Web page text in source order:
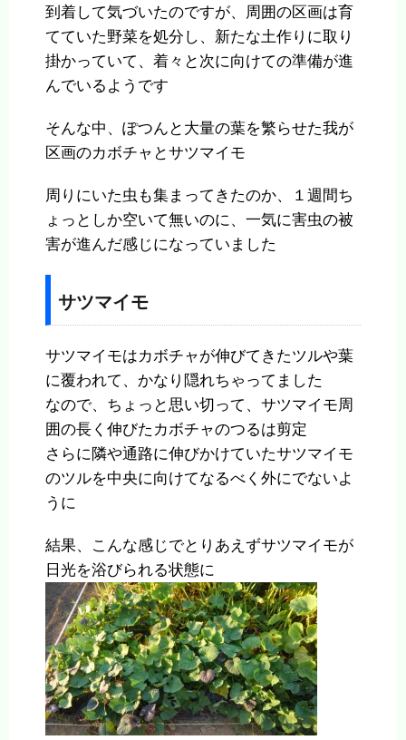
到着して気づいたのですが、周囲の区画は育
てていた野菜を処分し、新たな土作りに取り
掛かっていて、着々と次に向けての準備が進
んでいるようです
そんな中、ぽつんと大量の葉を繁らせた我が
区画のカボチャとサツマイモ
周りにいた虫も集まってきたのか、１週間ち
ょっとしか空いて無いのに、一気に害虫の被
害が進んだ感じになっていました
サツマイモ
サツマイモはカボチャが伸びてきたツルや葉
に覆われて、かなり隠れちゃってました
なので、ちょっと思い切って、サツマイモ周
囲の長く伸びたカボチャのつるは剪定
さらに隣や通路に伸びかけていたサツマイモ
のツルを中央に向けてなるべく外にでないよ
うに
結果、こんな感じでとりあえずサツマイモが
日光を浴びられる状態に